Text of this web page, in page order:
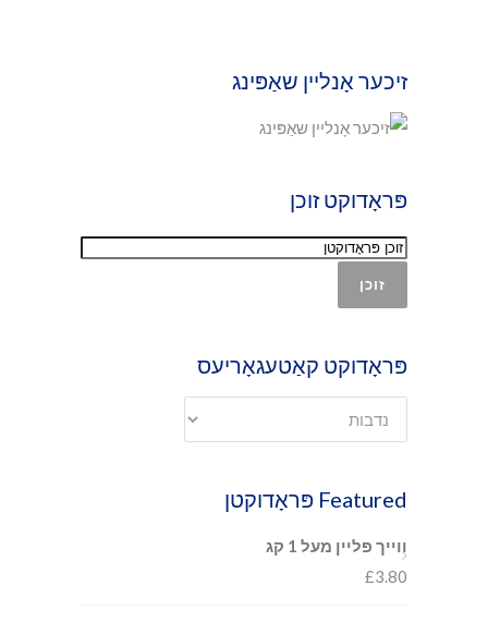
זיכער אָנליין שאַפּינג
פּראָדוקט זוכן
זוכן
פּראָדוקט קאַטעגאָריעס
Featured פּראָדוקטן
ווייך פּליין מעל 1 קג
£3.80